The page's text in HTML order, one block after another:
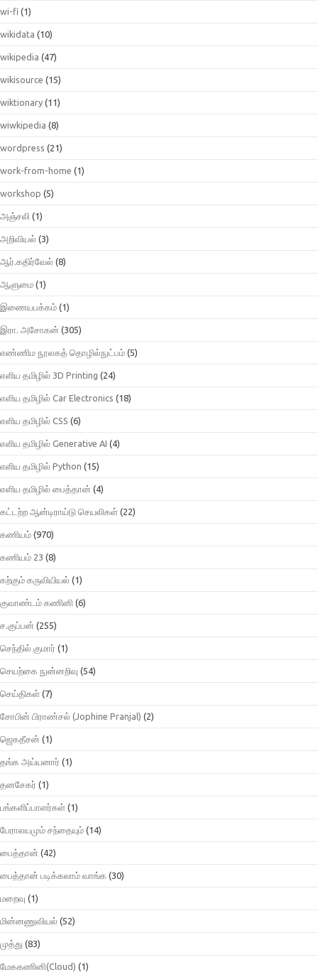
wi-fi (1)
wikidata (10)
wikipedia (47)
wikisource (15)
wiktionary (11)
wiwkipedia (8)
wordpress (21)
work-from-home (1)
workshop (5)
அஞ்சலி (1)
அறிவியல் (3)
ஆர்.கதிர்வேல் (8)
ஆளுமை (1)
இணையபக்கம் (1)
இரா. அசோகன் (305)
எண்ணிம நூலகத் தொழில்நுட்பம் (5)
எளிய தமிழில் 3D Printing (24)
எளிய தமிழில் Car Electronics (18)
எளிய தமிழில் CSS (6)
எளிய தமிழில் Generative AI (4)
எளிய தமிழில் Python (15)
எளிய தமிழில் பைத்தான் (4)
கட்டற்ற ஆன்டிராய்டு செயலிகள் (22)
கணியம் (970)
கணியம் 23 (8)
கற்கும் கருவியியல் (1)
குவாண்டம் கணினி (6)
ச.குப்பன் (255)
செந்தில் குமார் (1)
செயற்கை நுன்னறிவு (54)
செய்திகள் (7)
சோபின் பிராண்சல் (Jophine Pranjal) (2)
ஜெகதீசன் (1)
தங்க அய்யனார் (1)
தனசேகர் (1)
பங்களிப்பாளர்கள் (1)
பேராலயமும் சந்தையும் (14)
பைத்தான் (42)
பைத்தான் படிக்கலாம் வாங்க (30)
மறைவு (1)
மின்னணுவியல் (52)
முத்து (83)
மேககணினி(Cloud) (1)